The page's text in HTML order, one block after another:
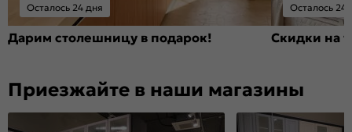
Осталось 24 дня
Дарим столешницу в подарок!
Осталось 24
Скидки на
Приезжайте в наши магазины